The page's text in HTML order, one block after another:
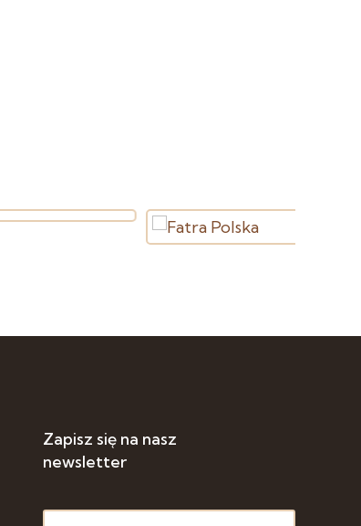
Zapisz się na nasz
newsletter